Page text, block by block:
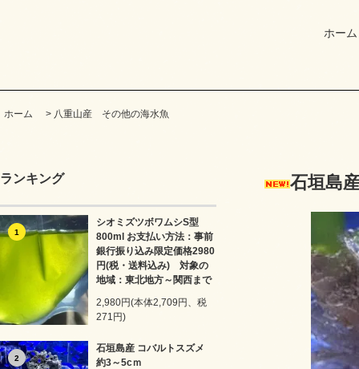
ホーム
ホーム > 八重山産 その他の海水魚
ランキング
1
シオミズツボワムシS型
800ml お支払い方法：事前
銀行振り込み限定価格2980
円(税・送料込み) 対象の
地域：東北地方～関西まで
2,980円(本体2,709円、税
271円)
2
石垣島産 コバルトスズメ
約3～5cｍ
石垣島